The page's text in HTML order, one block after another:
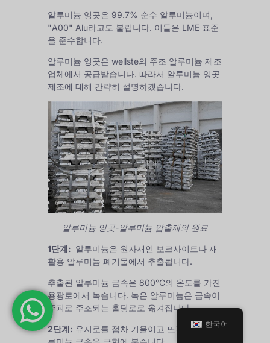
알루미늄 잉곳은 99.7% 순수 알루미늄이며,
"A00" Alu라고도 불립니다. 이들은 LME 표준
을 준수합니다.
알루미늄 잉곳은 wellste의 주조 알루미늄 제조
업체에서 공급받습니다. 따라서 알루미늄 잉곳
제조에 대해 간략히 설명하겠습니다.
알루미늄 잉곳-알루미늄 압출재의 원료
1단계: 알루미늄은 원자재인 보크사이트나 재
활용 알루미늄 폐기물에서 추출됩니다.
추출된 알루미늄 금속은 800°C의 온도를 가진
용광로에서 녹습니다. 녹은 알루미늄은 금속이
주괴로 주조되는 홀딩로로 옮겨집니다.
2단계: 유지로를 점차 기울이고 뜨겁고 녹은 알
한국어